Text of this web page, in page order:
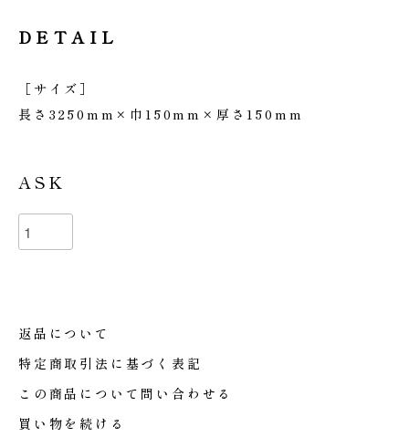
DETAIL
［サイズ］
長さ3250mm×巾150mm×厚さ150mm
ASK
返品について
特定商取引法に基づく表記
この商品について問い合わせる
買い物を続ける